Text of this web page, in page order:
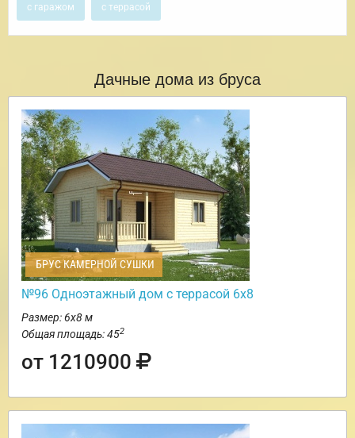
с гаражом с террасой
Дачные дома из бруса
БРУС КАМЕРНОЙ СУШКИ
№96 Одноэтажный дом с террасой 6х8
Размер: 6х8 м
Общая площадь: 452
от 1210900